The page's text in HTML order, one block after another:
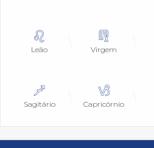
Leão Virgem
Sagitário Capricórnio